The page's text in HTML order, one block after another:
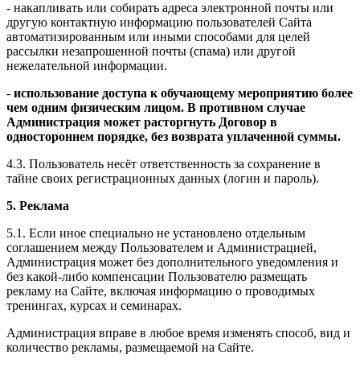
- накапливать или собирать адреса электронной почты или
другую контактную информацию пользователей Сайта
автоматизированным или иными способами для целей
рассылки незапрошенной почты (спама) или другой
нежелательной информации.
- использование доступа к обучающему мероприятию более
чем одним физическим лицом. В противном случае
Администрация может расторгнуть Договор в
одностороннем порядке, без возврата уплаченной суммы.
4.3. Пользователь несёт ответственность за сохранение в
тайне своих регистрационных данных (логин и пароль).
5. Реклама
5.1. Если иное специально не установлено отдельным
соглашением между Пользователем и Администрацией,
Администрация может без дополнительного уведомления и
без какой-либо компенсации Пользователю размещать
рекламу на Сайте, включая информацию о проводимых
тренингах, курсах и семинарах.
Администрация вправе в любое время изменять способ, вид и
количество рекламы, размещаемой на Сайте.